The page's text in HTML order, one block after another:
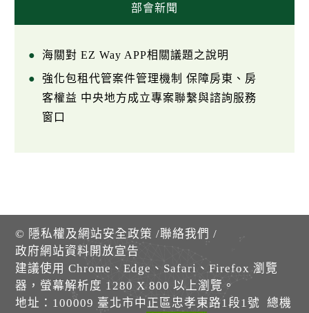
部會新聞
海關對 EZ Way APP相關議題之說明
強化包租代管案件管理機制 保障房東、房
客權益 中央地方成立專案聯繫與諮詢服務
窗口
© 隱私權及網站安全政策 /聯絡我們 /
政府網站資料開放宣告
建議使用 Chrome、Edge、Safari、Firefox 瀏覽
器，螢幕解析度 1280 X 800 以上瀏覽。
地址：100009 臺北市中正區忠孝東路1段1號 總機